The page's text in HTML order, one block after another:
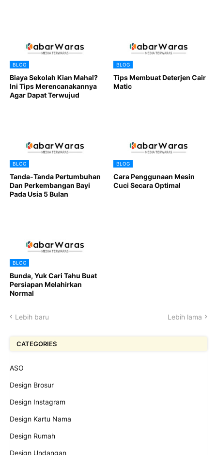
BLOG
Biaya Sekolah Kian Mahal?
Ini Tips Merencanakannya
Agar Dapat Terwujud
BLOG
Tips Membuat Deterjen Cair
Matic
BLOG
Tanda-Tanda Pertumbuhan
Dan Perkembangan Bayi
Pada Usia 5 Bulan
BLOG
Cara Penggunaan Mesin
Cuci Secara Optimal
BLOG
Bunda, Yuk Cari Tahu Buat
Persiapan Melahirkan
Normal
Lebih baru Lebih lama
CATEGORIES
ASO
Design Brosur
Design Instagram
Design Kartu Nama
Design Rumah
Design Undangan